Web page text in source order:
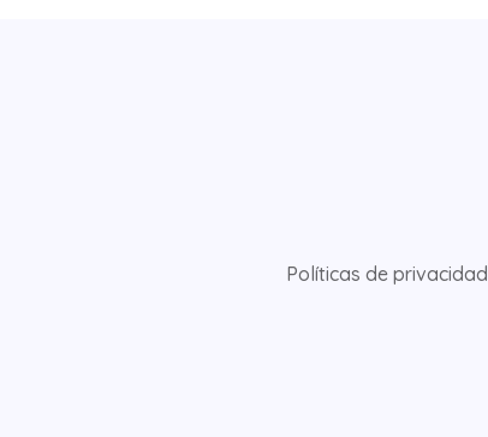
Políticas de privacidad